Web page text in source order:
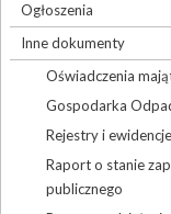
Ogłoszenia
Inne dokumenty
Oświadczenia
Gospodarka
Rejestry i ewidencje
Raport o stanie
publicznego